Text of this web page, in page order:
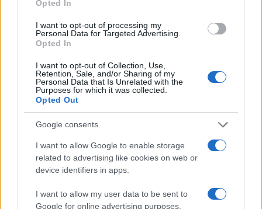
Opted In
I want to opt-out of processing my
Personal Data for Targeted Advertising.
Opted In
I want to opt-out of Collection, Use,
Retention, Sale, and/or Sharing of my
Personal Data that Is Unrelated with the
Purposes for which it was collected.
Opted Out
Google consents
I want to allow Google to enable storage
related to advertising like cookies on web or
device identifiers in apps.
I want to allow my user data to be sent to
Google for online advertising purposes.
30 Gennaio 2026, 18:00